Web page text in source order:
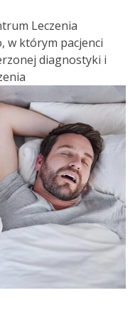
Leczenia
w którym pacjenci
diagnostyki i